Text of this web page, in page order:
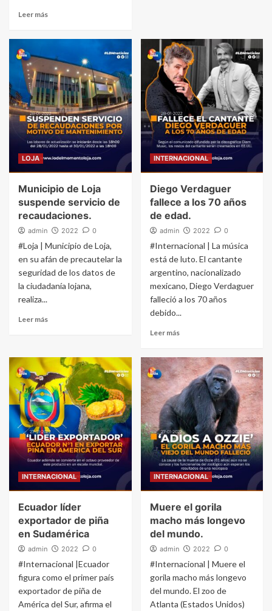
Leer más
LOJA
Municipio de Loja
suspende servicio de
recaudaciones.
admin 2022 0
#Loja | Municipio de Loja,
en su afán de precautelar la
seguridad de los datos de
la ciudadanía lojana,
realiza...
Leer más
INTERNACIONAL
Diego Verdaguer
fallece a los 70 años
de edad.
admin 2022 0
#Internacional | La música
está de luto. El cantante
argentino, nacionalizado
mexicano, Diego Verdaguer
falleció a los 70 años
debido...
Leer más
INTERNACIONAL
Ecuador líder
exportador de piña
en Sudamérica
admin 2022 0
#Internacional |Ecuador
figura como el primer país
exportador de piña de
América del Sur, afirma el
INTERNACIONAL
Muere el gorila
macho más longevo
del mundo.
admin 2022 0
#Internacional | Muere el
gorila macho más longevo
del mundo. El zoo de
Atlanta (Estados Unidos)